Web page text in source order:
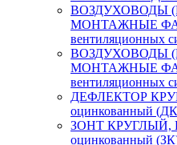
ВОЗДУХОВОДЫ
МОНТАЖНЫЕ
вентиляционных
ВОЗДУХОВОДЫ
МОНТАЖНЫЕ
вентиляционных
ДЕФЛЕКТОР
оцинкованный
ЗОНТ КРУГЛЫЙ,
оцинкованный